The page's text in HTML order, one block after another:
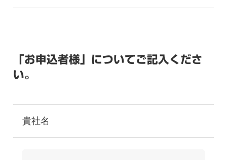
「お申込者様」についてご記入くださ
い。
貴社名